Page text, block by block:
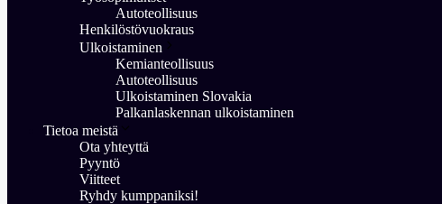
Autoteollisuus
Henkilöstövuokraus
Ulkoistaminen
Kemianteollisuus
Autoteollisuus
Ulkoistaminen Slovakia
Palkanlaskennan ulkoistaminen
Tietoa meistä
Ota yhteyttä
Pyyntö
Viitteet
Ryhdy kumppaniksi!